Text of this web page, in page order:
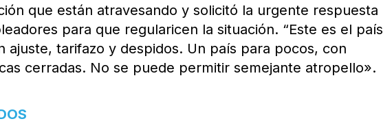
que están atravesando y solicitó la urgente respuesta
para que regularicen la situación. “Este es el país
ajuste, tarifazo y despidos. Un país para pocos, con
cerradas. No se puede permitir semejante atropello».